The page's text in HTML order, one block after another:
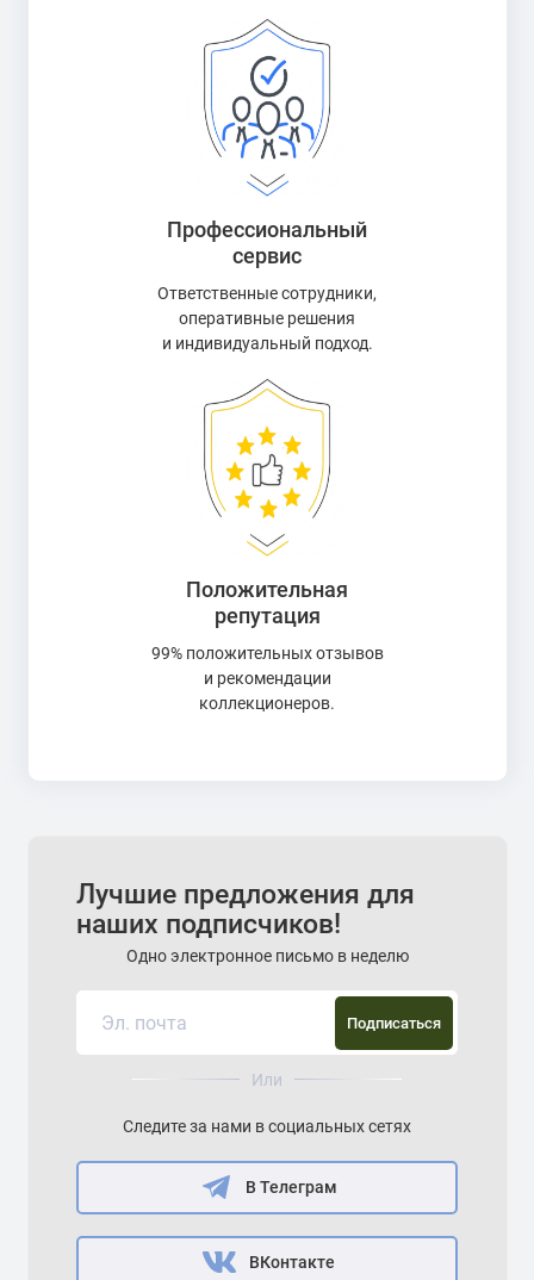
Профессиональный
сервис
Ответственные сотрудники,
оперативные решения
и индивидуальный подход.
Положительная
репутация
99% положительных отзывов
и рекомендации
коллекционеров.
Лучшие предложения для
наших подписчиков!
Одно электронное письмо в неделю
Подписаться
Или
Следите за нами в социальных сетях
В Телеграм
ВКонтакте